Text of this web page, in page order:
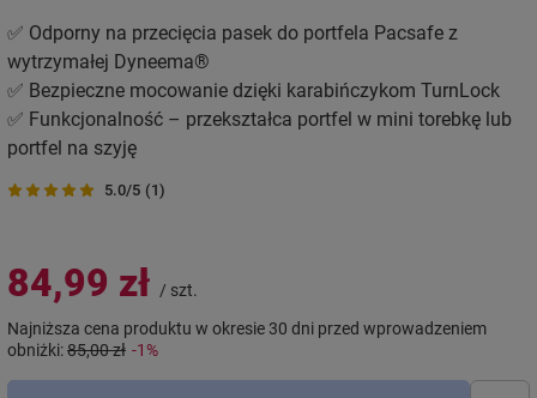
✅ Odporny na przecięcia pasek do portfela Pacsafe z
wytrzymałej Dyneema®
✅ Bezpieczne mocowanie dzięki karabińczykom TurnLock
✅ Funkcjonalność – przekształca portfel w mini torebkę lub
portfel na szyję
5.0/5 (1)
84,99 zł / szt.
Najniższa cena produktu w okresie 30 dni przed wprowadzeniem
obniżki:85,00 zł -1%